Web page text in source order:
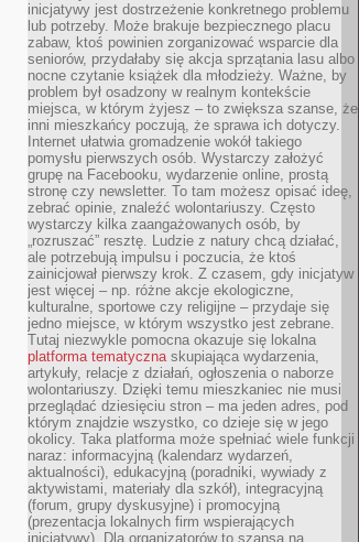
inicjatywy jest dostrzeżenie konkretnego problemu
lub potrzeby. Może brakuje bezpiecznego placu
zabaw, ktoś powinien zorganizować wsparcie dla
seniorów, przydałaby się akcja sprzątania lasu albo
nocne czytanie książek dla młodzieży. Ważne, by
problem był osadzony w realnym kontekście
miejsca, w którym żyjesz – to zwiększa szanse, że
inni mieszkańcy poczują, że sprawa ich dotyczy.
Internet ułatwia gromadzenie wokół takiego
pomysłu pierwszych osób. Wystarczy założyć
grupę na Facebooku, wydarzenie online, prostą
stronę czy newsletter. To tam możesz opisać ideę,
zebrać opinie, znaleźć wolontariuszy. Często
wystarczy kilka zaangażowanych osób, by
„rozruszać” resztę. Ludzie z natury chcą działać,
ale potrzebują impulsu i poczucia, że ktoś
zainicjował pierwszy krok. Z czasem, gdy inicjatyw
jest więcej – np. różne akcje ekologiczne,
kulturalne, sportowe czy religijne – przydaje się
jedno miejsce, w którym wszystko jest zebrane.
Tutaj niezwykle pomocna okazuje się lokalna
platforma tematycznaskupiająca wydarzenia,
artykuły, relacje z działań, ogłoszenia o naborze
wolontariuszy. Dzięki temu mieszkaniec nie musi
przeglądać dziesięciu stron – ma jeden adres, pod
którym znajdzie wszystko, co dzieje się w jego
okolicy. Taka platforma może spełniać wiele funkcji
naraz: informacyjną (kalendarz wydarzeń,
aktualności), edukacyjną (poradniki, wywiady z
aktywistami, materiały dla szkół), integracyjną
(forum, grupy dyskusyjne) i promocyjną
(prezentacja lokalnych firm wspierających
inicjatywy). Dla organizatorów to szansa na